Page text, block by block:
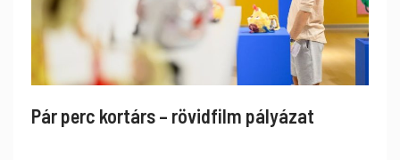
Pár perc kortárs – rövidfilm pályázat